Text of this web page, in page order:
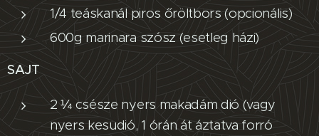
1/4 teáskanál piros őröltbors (opcionális)
600g marinara szósz (esetleg házi)
SAJT
2 ¼ csésze nyers makadám dió (vagy
nyers kesudió, 1 órán át áztatva forró